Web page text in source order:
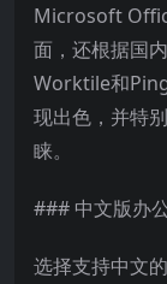
Microsoft
面，还根据国
Worktile和
现出色，并特
睐。
### 中文版办
选择支持中文